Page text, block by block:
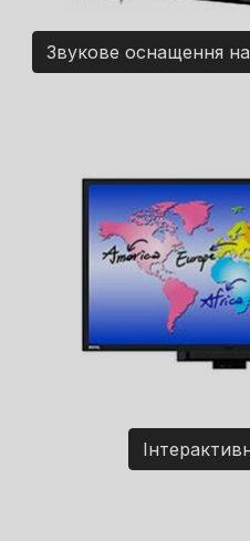
Звукове оснащення